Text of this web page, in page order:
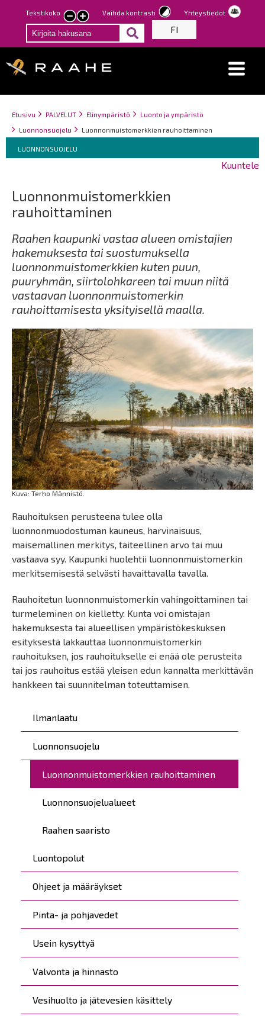
Hyppää
pääsisältöön
Tekstikoko
Pienennä
tekstin
kokoa
Suurenna
tekstin
kokoa
Vaihda kontrasti Yhteystiedot
FI
Breadcrumbs
You
are
Etusivu PALVELUT Elinympäristö
Luonto ja ympäristö
Luonnonsuojelu
Luonnonmuistomerkkien rauhoittaminen
Breadcrumbs
You
are
LUONNONSUOJELU
Kuuntele
Päävalikko
Ilmanlaatu
Luonnonsuojelu
Luonnonmuistomerkkien rauhoittaminen
Luonnonsuojelualueet
Raahen saaristo
Luontopolut
Ohjeet ja määräykset
Pinta- ja pohjavedet
Usein kysyttyä
Valvonta ja hinnasto
Vesihuolto ja jätevesien käsittely
Luonnonmuistomerkkien
rauhoittaminen
Raahen kaupunki vastaa alueen omistajien
hakemuksesta tai suostumuksella
luonnonmuistomerkkien kuten puun,
puuryhmän, siirtolohkareen tai muun niitä
vastaavan luonnonmuistomerkin
rauhoittamisesta yksityisellä maalla.
Kuva: Terho Männistö.
Rauhoituksen perusteena tulee olla
luonnonmuodostuman kauneus, harvinaisuus,
maisemallinen merkitys, taiteellinen arvo tai muu
vastaava syy. Kaupunki huolehtii luonnonmuistomerkin
merkitsemisestä selvästi havaittavalla tavalla.
Rauhoitetun luonnonmuistomerkin vahingoittaminen tai
turmeleminen on kielletty. Kunta voi omistajan
hakemuksesta tai alueellisen ympäristökeskuksen
esityksestä lakkauttaa luonnonmuistomerkin
rauhoituksen, jos rauhoitukselle ei enää ole perusteita
tai jos rauhoitus estää yleisen edun kannalta merkittävän
hankkeen tai suunnitelman toteuttamisen.